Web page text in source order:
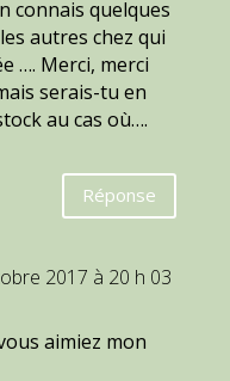
connais quelques
autres chez qui
…. Merci, merci
serais-tu en
au cas où….
Réponse
2017 à 20 h 03
aimiez mon